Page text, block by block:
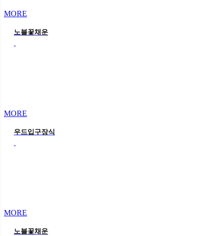
MORE
노블꽃채운
MORE
우드입구장식
MORE
노블꽃채운